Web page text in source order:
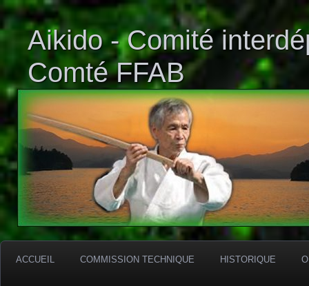
Aikido - Comité
Comté FFAB
ACCUEIL COMMISSION TECHNIQUE HISTORIQUE